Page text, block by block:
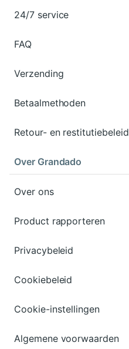
24/7 service
FAQ
Verzending
Betaalmethoden
Retour- en restitutiebeleid
Over Grandado
Over ons
Product rapporteren
Privacybeleid
Cookiebeleid
Cookie-instellingen
Algemene voorwaarden